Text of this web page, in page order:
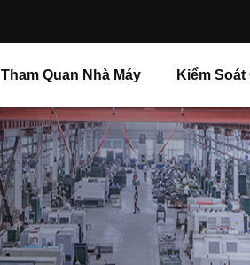
Tham Quan Nhà Máy Kiểm